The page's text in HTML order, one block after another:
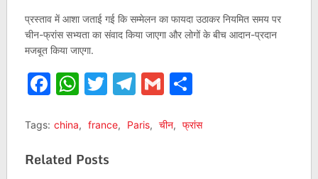
प्रस्ताव में आशा जताई गई कि सम्मेलन का फायदा उठाकर नियमित समय पर
चीन-फ्रांस सभ्यता का संवाद किया जाएगा और लोगों के बीच आदान-प्रदान
मजबूत किया जाएगा.
Facebook
WhatsApp
Twitter
Telegram
GmailShare
Tags: china, france, Paris, चीन, फ्रांस
Related Posts